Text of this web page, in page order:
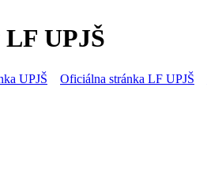
UPJŠ
UPJŠ Oficiálna stránka LF UPJŠ